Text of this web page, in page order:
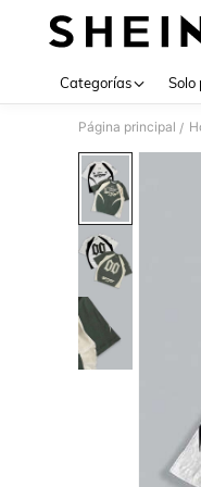
Categorías Solo
Página principal /